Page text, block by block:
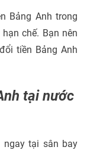
Bảng Anh trong
chế. Bạn nên
tiền Bảng Anh
tại nước
ngay tại sân bay